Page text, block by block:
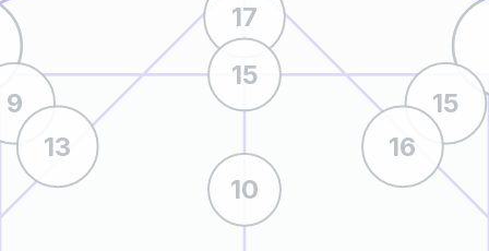
17
15
10
9
13
15
16